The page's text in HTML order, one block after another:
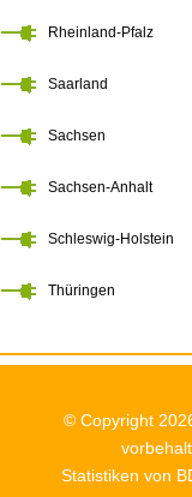
Rheinland-Pfalz
Saarland
Sachsen
Sachsen-Anhalt
Schleswig-Holstein
Thüringen
© Copyright
Statistiken von